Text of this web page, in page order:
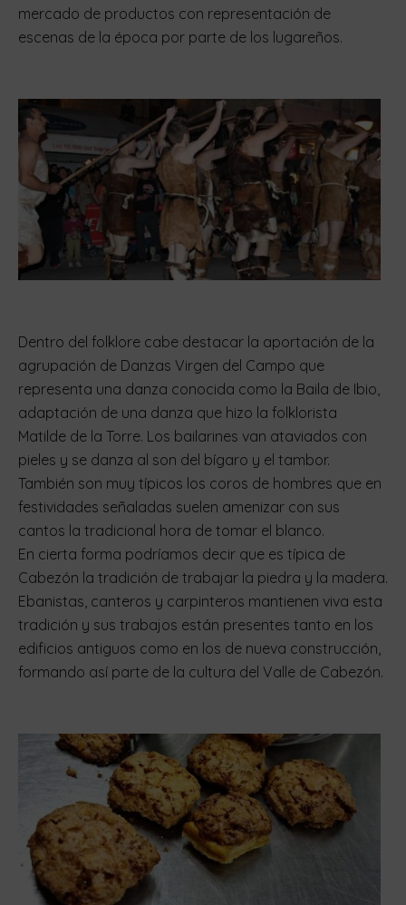
mercado de productos con representación de
escenas de la época por parte de los lugareños.
Dentro del folklore cabe destacar la aportación de la
agrupación de Danzas Virgen del Campo que
representa una danza conocida como la Baila de Ibio,
adaptación de una danza que hizo la folklorista
Matilde de la Torre. Los bailarines van ataviados con
pieles y se danza al son del bígaro y el tambor.
También son muy típicos los coros de hombres que en
festividades señaladas suelen amenizar con sus
cantos la tradicional hora de tomar el blanco.
En cierta forma podríamos decir que es típica de
Cabezón la tradición de trabajar la piedra y la madera.
Ebanistas, canteros y carpinteros mantienen viva esta
tradición y sus trabajos están presentes tanto en los
edificios antiguos como en los de nueva construcción,
formando así parte de la cultura del Valle de Cabezón.